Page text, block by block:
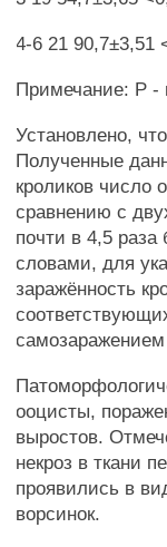
4-6 21 90,7±3,51
Примечание: Р -
Установлено,
Полученные
кроликов число
сравнению с
почти в 4,5
словами, для
заражённость
ооцисты,
выростов.
некроз в ткани
проявились в
ворсинок.